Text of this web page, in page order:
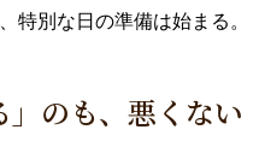
特別な日の準備は始まる。
」のも、悪くない